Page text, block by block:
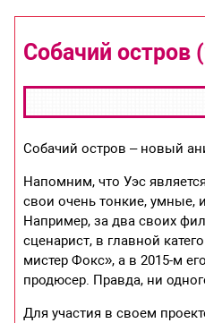
Собачий остров
Собачий остров – новый
Напомним, что Уэс
свои очень тонкие, умные,
Например, за два своих
сценарист, в главной
мистер Фокс», а в 2015-м
продюсер. Правда, ни
Для участия в своем